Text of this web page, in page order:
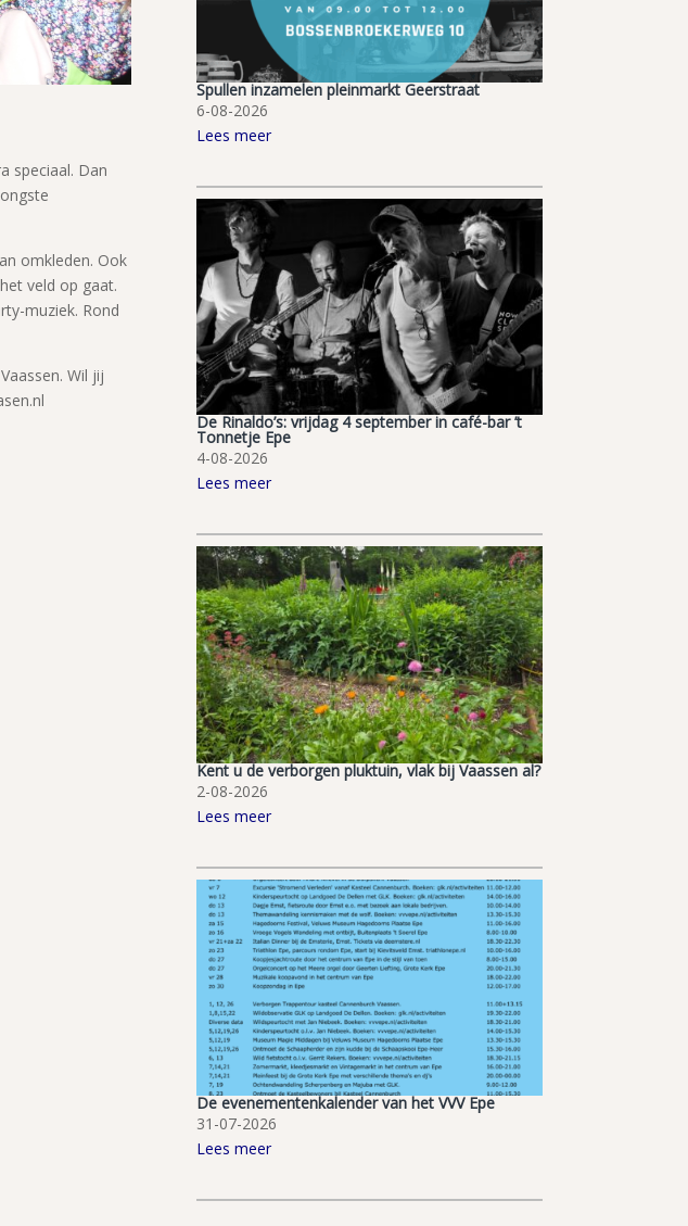
speciaal. Dan
omkleden. Ook
veld op gaat.
muziek. Rond
Wil jij
Spullen inzamelen pleinmarkt Geerstraat
6-08-2026
Lees meer
De Rinaldo’s: vrijdag 4 september in café-bar ’t
Tonnetje Epe
4-08-2026
Lees meer
Kent u de verborgen pluktuin, vlak bij Vaassen al?
2-08-2026
Lees meer
De evenementenkalender van het VVV Epe
31-07-2026
Lees meer